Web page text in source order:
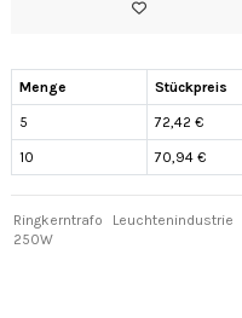
Menge Stückpreis
5 72,42 €
10 70,94 €
Ringkerntrafo Leuchtenindustrie
250W